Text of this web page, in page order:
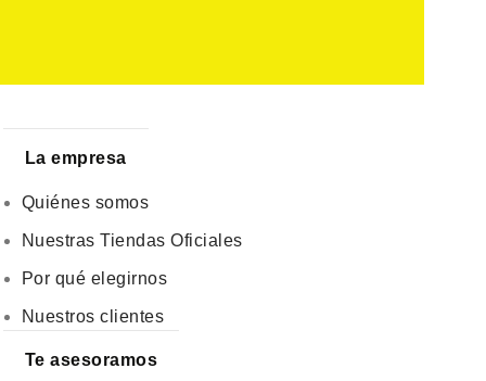
por volumen
La empresa
Quiénes somos
Nuestras Tiendas Oficiales
Por qué elegirnos
Nuestros clientes
Te asesoramos